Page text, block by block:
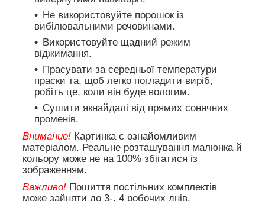
Не використовуйте порошок із
вибілювальними речовинами.
Використовуйте щадний режим
віджимання.
Прасувати за середньої температури
праски та, щоб легко погладити виріб,
робіть це, коли він буде вологим.
Сушити якнайдалі від прямих сонячних
променів.
Внимание! Картинка є ознайомливим
матеріалом. Реальне розташування малюнка й
кольору може не на 100% збігатися із
зображенням.
Важливо! Пошиття постільних комплектів
може зайняти до 3-, 4 робочих днів.